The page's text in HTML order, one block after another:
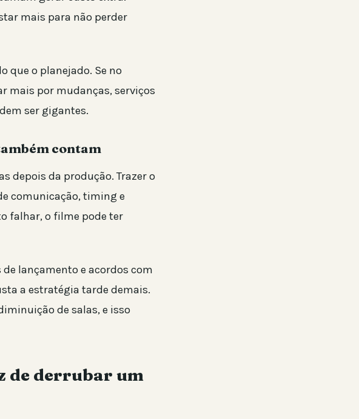
mais para não perder
que o planejado. Se no
mais por mudanças, serviços
ser gigantes.
contam
depois da produção. Trazer o
comunicação, timing e
falhar, o filme pode ter
lançamento e acordos com
a estratégia tarde demais.
de salas, e isso
de derrubar um